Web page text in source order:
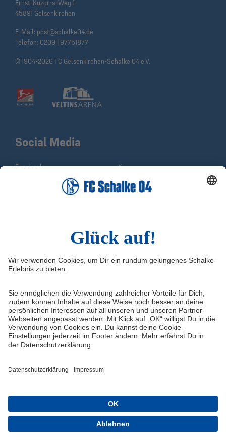
Ernst-Kuzorra-Weg 1
45891 Gelsenkirchen
E-Mail: post@schalke04.de
Telefon: 0209 | 97751877
© 1904-2026 FC Gelsenkirchen-Schalke 04 e.V.
Impressum
FAQ
Medien/Presse
Datenschutz
Haftungsausschluss
Quicklinks
Shop
Schalke TV
VELTINS-Arena
Knappenschmiede
ERWIN buchen
Social Media
Facebook
X
YouTube